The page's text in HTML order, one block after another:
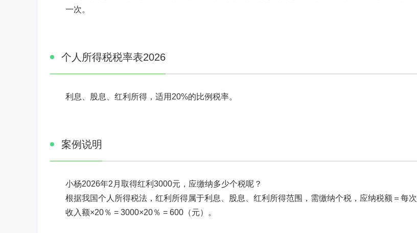
一次。
个人所得税税率表2026
利息、股息、红利所得，适用20%的比例税率。
案例说明
小杨2026年2月取得红利3000元，应缴纳多少个税呢？
根据我国个人所得税法，红利所得属于利息、股息、红利所得范围，需缴纳个税，应纳税额＝每次
收入额×20％ = 3000×20％ = 600（元）。